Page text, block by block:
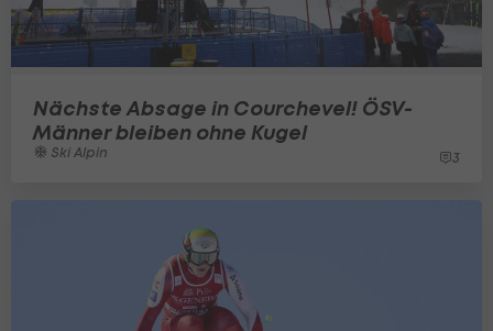
Nächste Absage in Courchevel! ÖSV-
Männer bleiben ohne Kugel
Ski Alpin 3